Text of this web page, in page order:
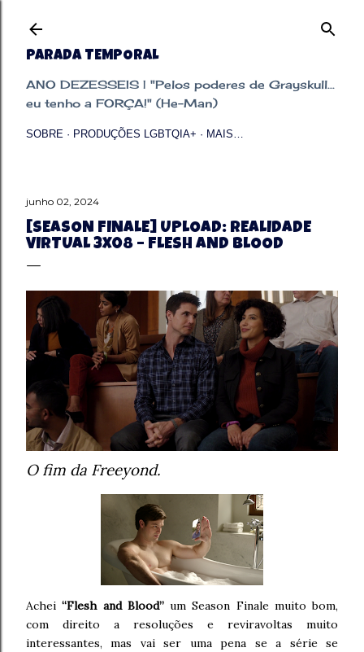
PARADA TEMPORAL
ANO DEZESSEIS | "Pelos poderes de Grayskull...
eu tenho a FORÇA!" (He-Man)
SOBRE PRODUÇÕES LGBTQIA+ MAIS…
junho 02, 2024
[SEASON FINALE] UPLOAD: REALIDADE
VIRTUAL 3X08 – FLESH AND BLOOD
O fim da Freeyond.
Achei“Flesh and Blood”um Season Finale muito bom,
com direito a resoluções e reviravoltas muito
interessantes, mas vai ser uma pena se a série se